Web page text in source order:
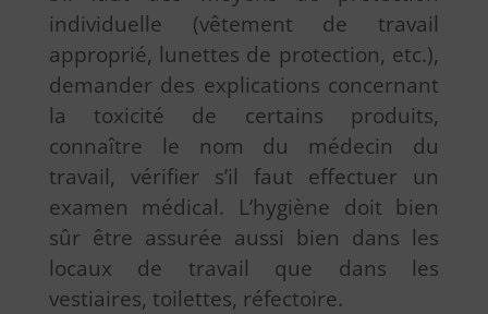
individuelle (vêtement de travail
approprié, lunettes de protection, etc.),
demander des explications concernant
la toxicité de certains produits,
connaître le nom du médecin du
travail, vérifier s’il faut effectuer un
examen médical. L’hygiène doit bien
sûr être assurée aussi bien dans les
locaux de travail que dans les
vestiaires, toilettes, réfectoire.